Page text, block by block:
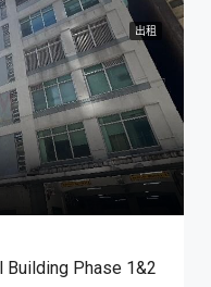
出租
Building Phase 1&2